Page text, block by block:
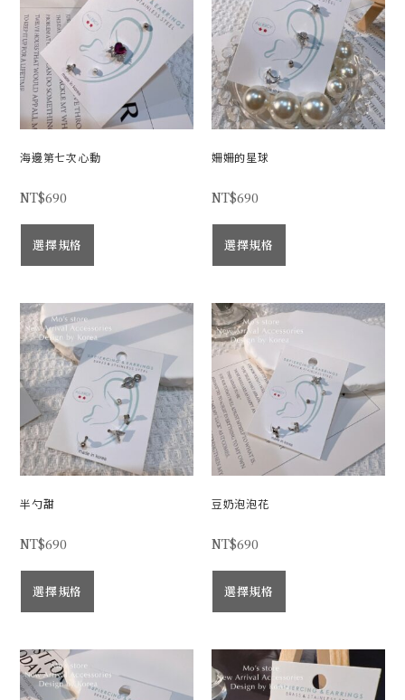
海邊第七次心動
NT$690
選擇規格
姍姍的星球
NT$690
選擇規格
半勺甜
NT$690
選擇規格
豆奶泡泡花
NT$690
選擇規格